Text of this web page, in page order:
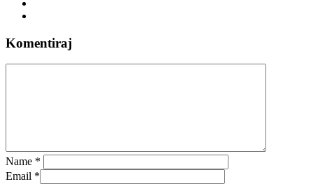
Komentiraj
Name *
Email *